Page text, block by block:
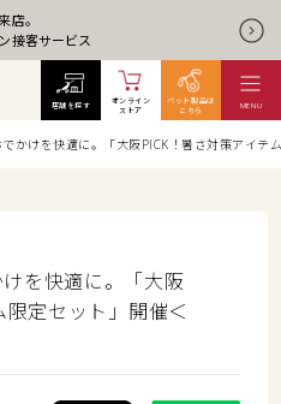
店。
接客サービス
かけを快適に。「大阪PICK！暑さ対策アイ
を快適に。「大阪
定セット」開催＜
店舗を探す
オンライン
ストア
ペット製品は
こちら
MENU